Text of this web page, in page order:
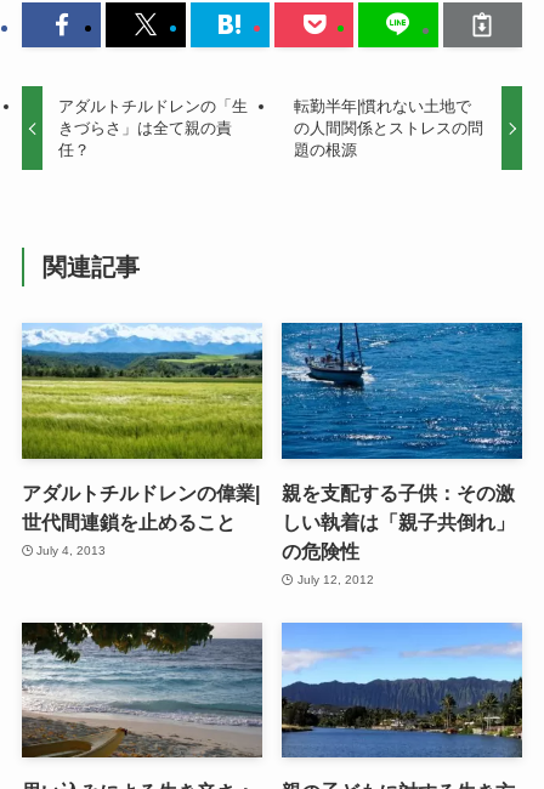
アダルトチルドレンの「生
きづらさ」は全て親の責
任？
転勤半年|慣れない土地で
の人間関係とストレスの問
題の根源
関連記事
アダルトチルドレンの偉業|
世代間連鎖を止めること
July 4, 2013
親を支配する子供：その激
しい執着は「親子共倒れ」
の危険性
July 12, 2012